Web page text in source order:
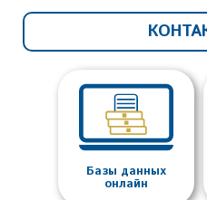
Базы данных
онлайн